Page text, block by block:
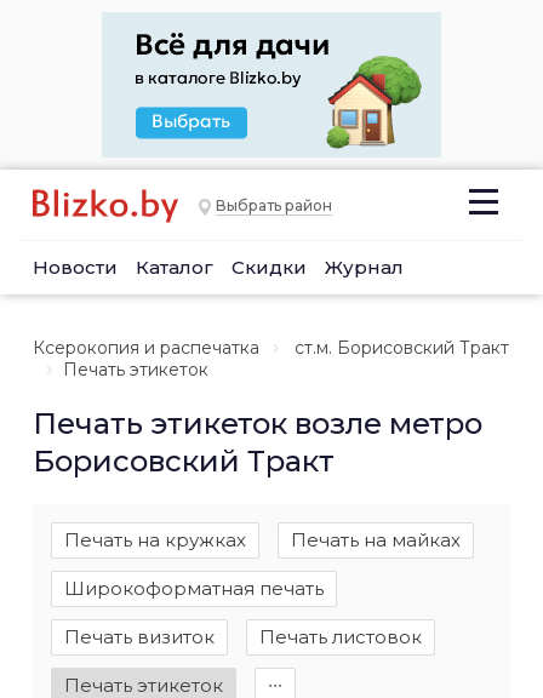
Выбрать район
Новости Каталог Скидки Журнал
Ксерокопия и распечатка
ст.м. Борисовский Тракт
Печать этикеток
Печать этикеток возле метро
Борисовский Тракт
Печать на кружках Печать на майках
Широкоформатная печать
Печать визиток Печать листовок
Печать этикеток ∙∙∙